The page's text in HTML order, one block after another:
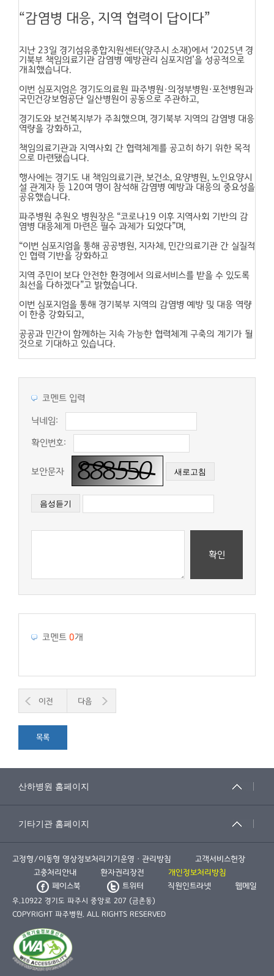
“감염병 대응, 지역 협력이 답이다”
지난 23일 경기섬유종합지원센터(양주시 소재)에서 ‘2025년 경
기북부 책임의료기관 감염병 예방관리 심포지엄’을 성공적으로
개최했습니다.
이번 심포지엄은 경기도의료원 파주병원·의정부병원·포천병원과
국민건강보험공단 일산병원이 공동으로 주관하고,
경기도와 보건복지부가 주최했으며, 경기북부 지역의 감염병 대응
역량을 강화하고,
책임의료기관과 지역사회 간 협력체계를 공고히 하기 위한 목적
으로 마련됐습니다.
행사에는 경기도 내 책임의료기관, 보건소, 요양병원, 노인요양시
설 관계자 등 120여 명이 참석해 감염병 예방과 대응의 중요성을
공유했습니다.
파주병원 추원오 병원장은 “코로나19 이후 지역사회 기반의 감
염병 대응체계 마련은 필수 과제가 되었다”며,
“이번 심포지엄을 통해 공공병원, 지자체, 민간의료기관 간 실질적
인 협력 기반을 강화하고
지역 주민이 보다 안전한 환경에서 의료서비스를 받을 수 있도록
최선을 다하겠다”고 밝혔습니다.
이번 심포지엄을 통해 경기북부 지역의 감염병 예방 및 대응 역량
이 한층 강화되고,
공공과 민간이 함께하는 지속 가능한 협력체계 구축의 계기가 될
것으로 기대하고 있습니다.
코멘트 입력
닉네임:
확인번호:
보안문자
확인
코멘트 0개
이전 다음
목록
고정형/이동형 영상정보처리기기운영ㆍ관리방침
고객서비스헌장
고충처리안내
환자권리장전
개인정보처리방침
페이스북
트위터 직원인트라넷 웹메일
우.10922 경기도 파주시 중앙로 207 (금촌동)
COPYRIGHT 파주병원. ALL RIGHTS RESERVED